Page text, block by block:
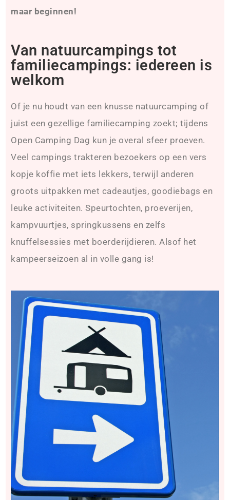
maar beginnen!
Van natuurcampings tot
familiecampings: iedereen is
welkom
Of je nu houdt van een knusse natuurcamping of
juist een gezellige familiecamping zoekt; tijdens
Open Camping Dag kun je overal sfeer proeven.
Veel campings trakteren bezoekers op een vers
kopje koffie met iets lekkers, terwijl anderen
groots uitpakken met cadeautjes, goodiebags en
leuke activiteiten. Speurtochten, proeverijen,
kampvuurtjes, springkussens en zelfs
knuffelsessies met boerderijdieren. Alsof het
kampeerseizoen al in volle gang is!